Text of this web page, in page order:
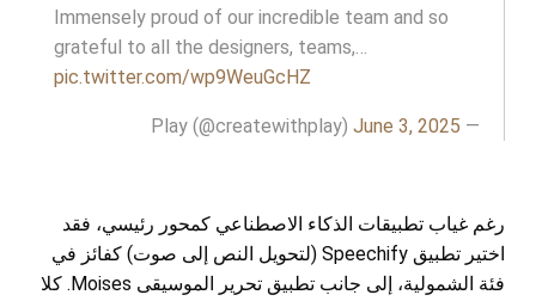
Immensely proud of our incredible team and so
grateful to all the designers, teams,…
pic.twitter.com/wp9WeuGcHZ
— Play (@createwithplay)
June 3, 2025
رغم غياب تطبيقات الذكاء الاصطناعي كمحور رئيسي، فقد
اختير تطبيق Speechify (لتحويل النص إلى صوت) كفائز في
فئة الشمولية، إلى جانب تطبيق تحرير الموسيقى Moises. كلا